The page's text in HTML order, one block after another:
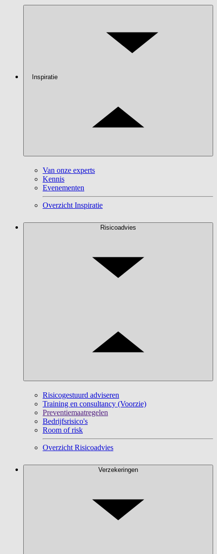
Inspiratie
Van onze experts
Kennis
Evenementen
Overzicht Inspiratie
Risicoadvies
Risicogestuurd adviseren
Training en consultancy (Voorzie)
Preventiemaatregelen
Bedrijfsrisico's
Room of risk
Overzicht Risicoadvies
Verzekeringen